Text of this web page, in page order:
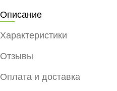
Описание
Характеристики
Отзывы
Оплата и доставка